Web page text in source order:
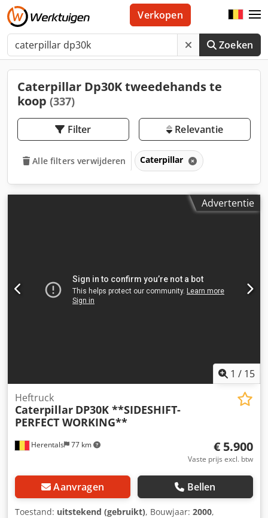
Zoeken
Verkopen
Caterpillar Dp30K tweedehands te
koop (337)
Filter Relevantie
Alle filters verwijderen Caterpillar
Advertentie
1 / 15
Herentals 77 km
Heftruck
Caterpillar DP30K **SIDESHIFT-
PERFECT WORKING**
€ 5.900
Vaste prijs excl. btw
Aanvragen Bellen
Toestand: uitstekend (gebruikt), Bouwjaar: 2000,